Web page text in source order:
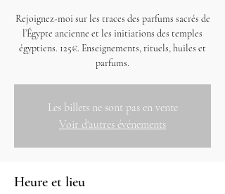
Rejoignez-moi sur les traces des parfums sacrés de
l’Égypte ancienne et les initiations des temples
égyptiens. 125€. Enseignements, rituels, huiles et
parfums.
Les billets ne sont pas en vente
Voir d'autres événements
Heure et lieu